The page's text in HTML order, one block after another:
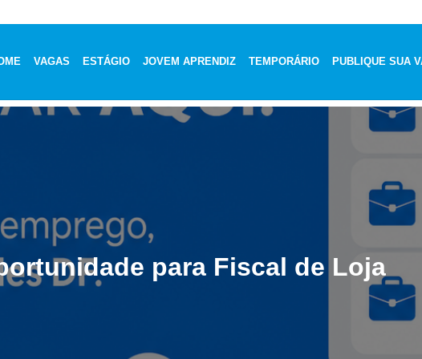
VAGAS ESTÁGIO JOVEM APRENDIZ TEMPORÁRIO PUBLIQUE SUA
para Fiscal de Loja